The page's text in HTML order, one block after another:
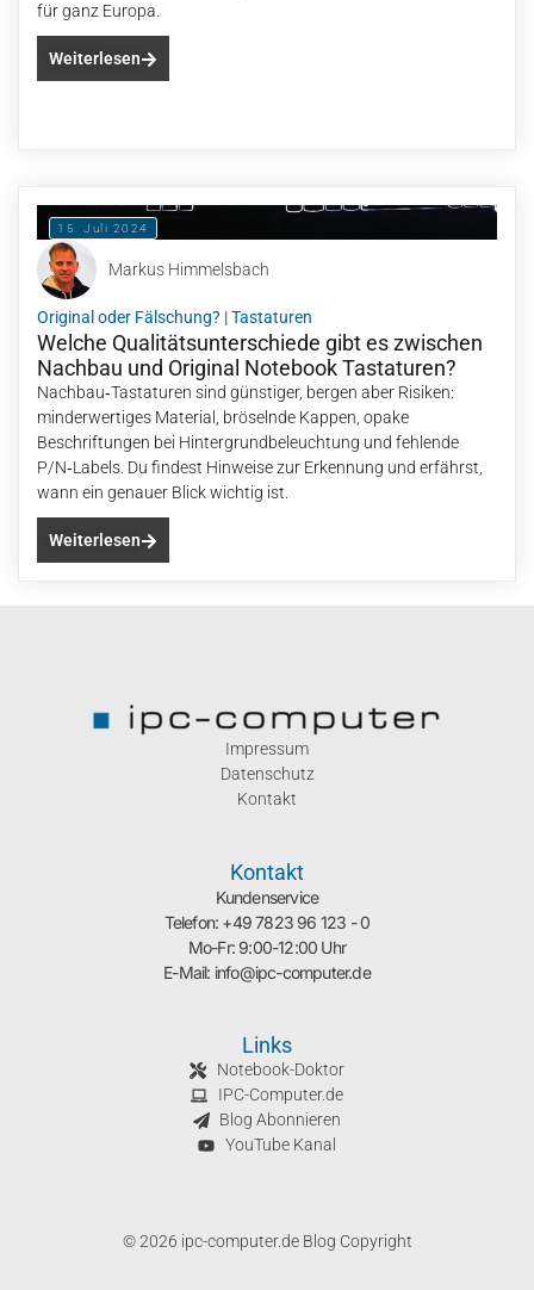
für ganz Europa.
Weiterlesen
15. Juli 2024
Markus Himmelsbach
Original oder Fälschung? |Tastaturen
Welche Qualitätsunterschiede gibt es zwischen
Nachbau und Original Notebook Tastaturen?
Nachbau‑Tastaturen sind günstiger, bergen aber Risiken:
minderwertiges Material, bröselnde Kappen, opake
Beschriftungen bei Hintergrundbeleuchtung und fehlende
P/N‑Labels. Du findest Hinweise zur Erkennung und erfährst,
wann ein genauer Blick wichtig ist.
Weiterlesen
Impressum
Datenschutz
Kontakt
Kontakt
Kundenservice
Telefon: +49 7823 96 123 - 0
Mo-Fr: 9:00-12:00 Uhr
E-Mail: info@ipc-computer.de
Links
Notebook-Doktor
IPC-Computer.de
Blog Abonnieren
YouTube Kanal
© 2026 ipc-computer.de Blog Copyright